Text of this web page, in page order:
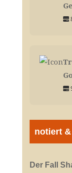
notiert
Der Fall